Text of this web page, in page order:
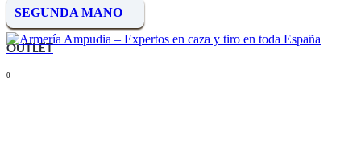
SEGUNDA MANO
OUTLET
0